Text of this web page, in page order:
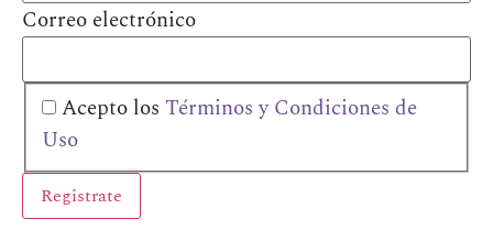
Correo electrónico
Acepto losTérminos y Condiciones de
Uso